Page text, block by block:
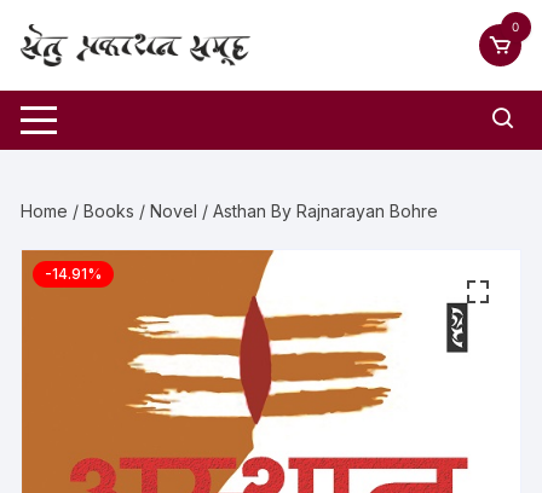
0
Home /Books /Novel / Asthan By Rajnarayan Bohre
-14.91%